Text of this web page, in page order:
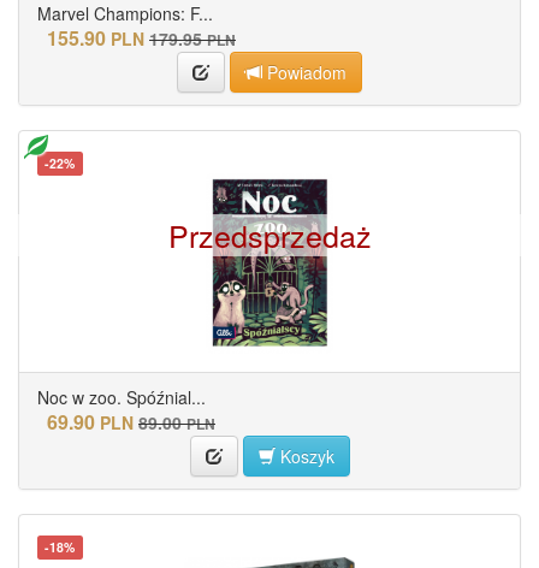
Marvel Champions: F...
155.90 PLN 179.95 PLN
Powiadom
-22%
Noc w zoo. Spóźnial...
69.90 PLN 89.00 PLN
Koszyk
Przedsprzedaż
-18%